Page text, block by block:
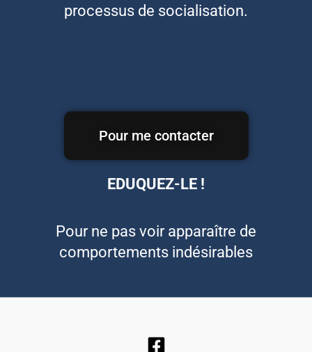
processus de socialisation.
Pour me contacter
EDUQUEZ-LE !
Pour ne pas voir apparaître de
comportements indésirables